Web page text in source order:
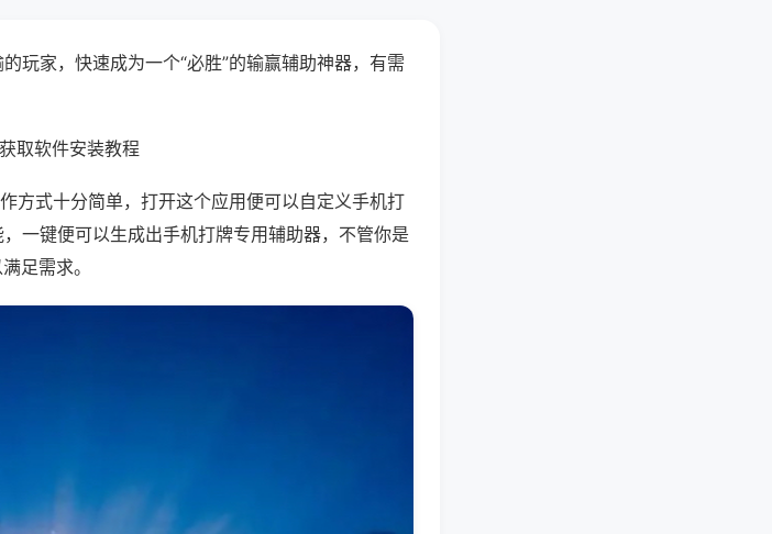
玩家，快速成为一个“必胜”的输赢辅助神器，有需
取软件安装教程
方式十分简单，打开这个应用便可以自定义手机打
一键便可以生成出手机打牌专用辅助器，不管你是
足需求。